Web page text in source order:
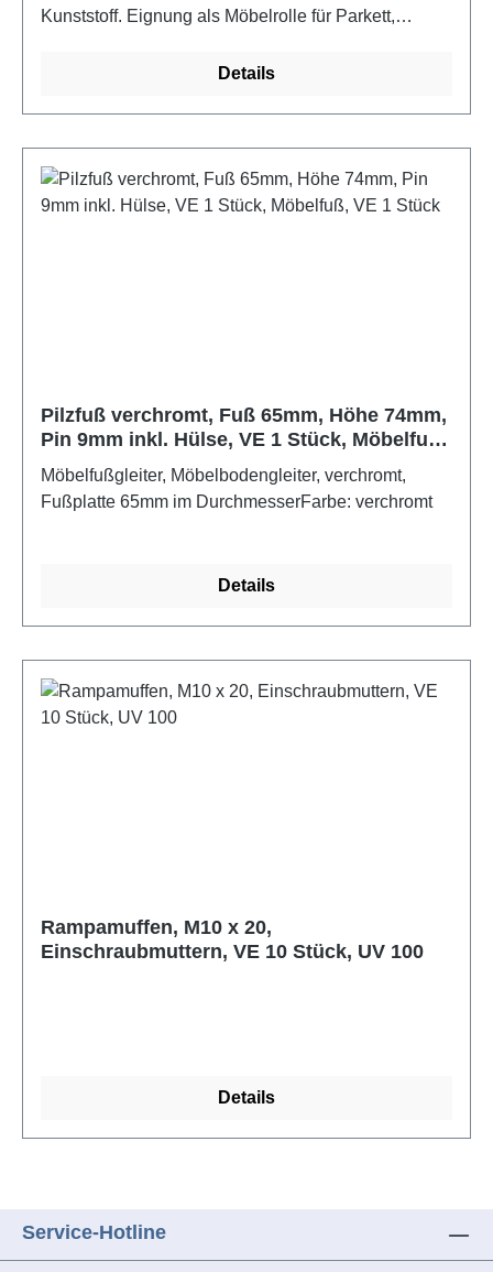
Kunststoff. Eignung als Möbelrolle für Parkett,
Details
Pilzfuß verchromt, Fuß 65mm, Höhe 74mm,
Pin 9mm inkl. Hülse, VE 1 Stück, Möbelfuß,
VE 1 Stück
Möbelfußgleiter, Möbelbodengleiter, verchromt,
Fußplatte 65mm im DurchmesserFarbe: verchromt
Details
Rampamuffen, M10 x 20,
Einschraubmuttern, VE 10 Stück, UV 100
Details
Service-Hotline